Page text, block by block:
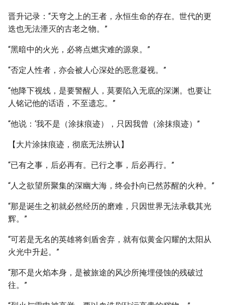
晋升记录：“天穹之上的王者，永恒生命的存在。世代的更
迭也无法湮灭的古老之物。”
“黑暗中的火光，必将点燃灾难的源泉。”
“否定人性者，亦会被人心深处的恶意凝视。”
“他降下视线，是要警醒人，莫要陷入无底的深渊。也要让
人铭记他的话语，不至遗忘。”
“他说：‘我不是（涂抹痕迹），只因我曾（涂抹痕迹）”
【大片涂抹痕迹，彻底无法辨认】
“已有之事，后必再有。已行之事，后必再行。”
“人之欲望所聚集的深幽大海，终会扑向已然苏醒的火种。”
“那是诞生之初就必然经历的磨难，只因世界无法承载其光
辉。”
“可若是无名的英雄将剑盾舍弃，就有似黄金闪耀的太阳从
火光中升起。”
“那不是火焰本身，是被旅途的风沙所掩埋侵蚀的残破过
往。”